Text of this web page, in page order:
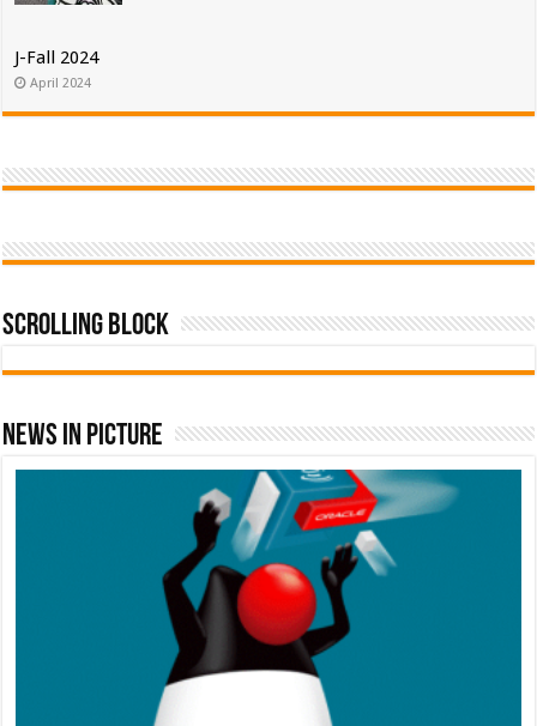
J-Fall 2024
April 2024
Scrolling Block
News In Picture